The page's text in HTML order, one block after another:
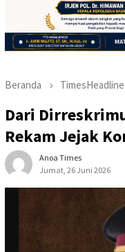
Beranda TimesHeadline
Dari
Rekam Jejak
Anoa Times
Jumat, 26 Juni 2026